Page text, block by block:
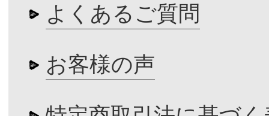
よくあるご質問
お客様の声